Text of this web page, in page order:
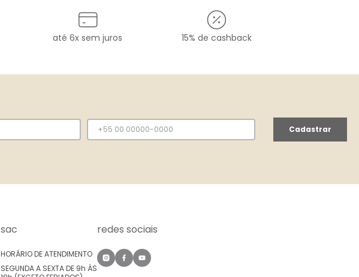
até 6x sem juros 15% de cashback
Cadastrar
sac
HORÁRIO DE ATENDIMENTO
SEGUNDA A SEXTA DE 9h ÀS
redes sociais